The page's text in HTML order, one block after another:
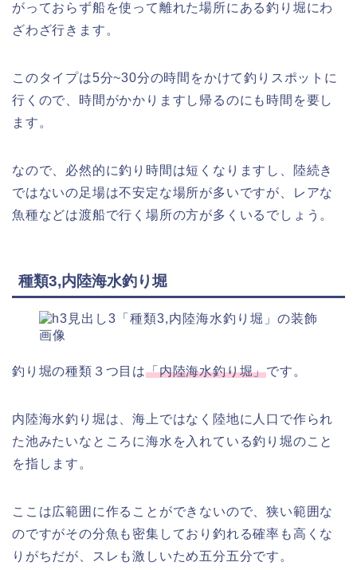
がっておらず船を使って離れた場所にある釣り堀にわ
ざわざ行きます。
このタイプは5分~30分の時間をかけて釣りスポットに
行くので、時間がかかりますし帰るのにも時間を要し
ます。
なので、必然的に釣り時間は短くなりますし、陸続き
ではないの足場は不安定な場所が多いですが、レアな
魚種などは渡船で行く場所の方が多くいるでしょう。
種類3,内陸海水釣り堀
釣り堀の種類３つ目は「内陸海水釣り堀」です。
内陸海水釣り堀は、海上ではなく陸地に人口で作られ
た池みたいなところに海水を入れている釣り堀のこと
を指します。
ここは広範囲に作ることができないので、狭い範囲な
のですがその分魚も密集しており釣れる確率も高くな
りがちだが、スレも激しいため五分五分です。